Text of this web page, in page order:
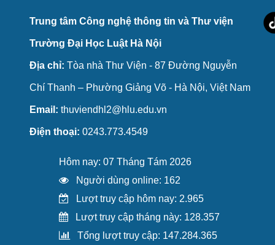
Trung tâm Công nghệ thông tin và Thư viện
Trường Đại Học Luật Hà Nội
Địa chỉ: Tòa nhà Thư Viện - 87 Đường Nguyễn
Chí Thanh – Phường Giảng Võ - Hà Nội, Việt Nam
Email: thuviendhl2@hlu.edu.vn
Điện thoại: 0243.773.4549
Hôm nay: 07 Tháng Tám 2026
Người dùng online: 162
Lượt truy cập hôm nay: 2.965
Lượt truy cập tháng này: 128.357
Tổng lượt truy cập: 147.284.365